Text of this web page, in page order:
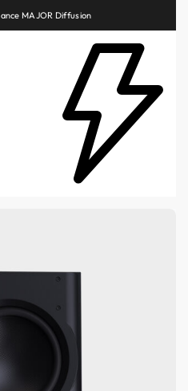
HiFi, de l’intégration et du Home Cinéma